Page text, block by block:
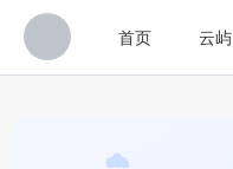
首页 云屿